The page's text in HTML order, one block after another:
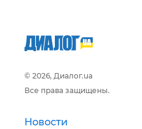
© 2026, Диалог.ua
Все права защищены.
Новости